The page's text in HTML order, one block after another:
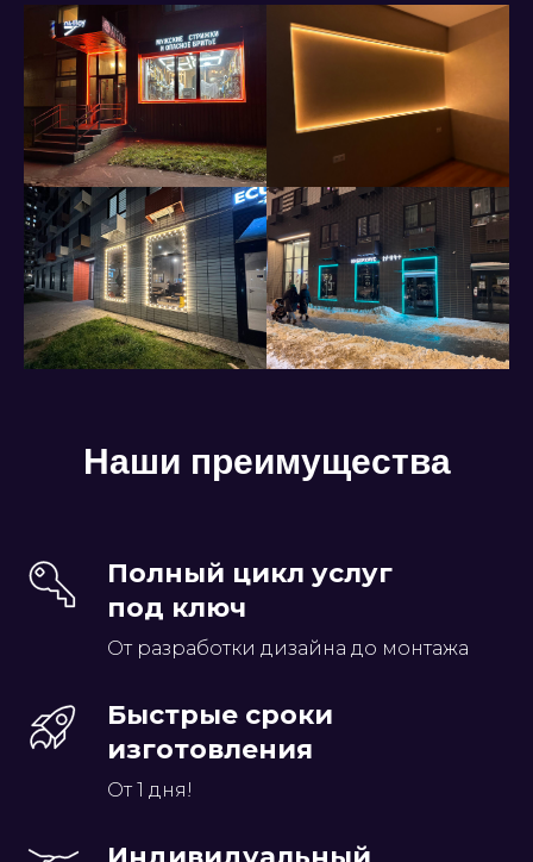
Наши преимущества
Полный цикл услуг
под ключ
От разработки дизайна до монтажа
Быстрые сроки
изготовления
От 1 дня!